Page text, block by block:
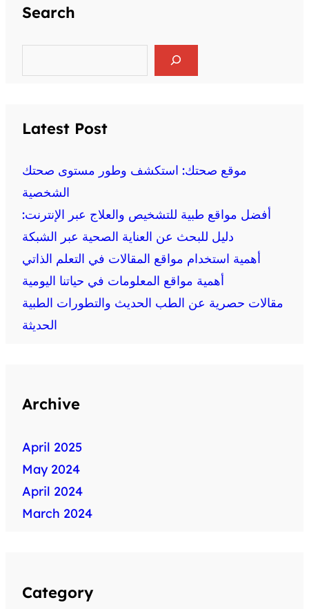
Search
a
Latest Post
موقع صحتك: استكشف وطور مستوى صحتك
الشخصية
أفضل مواقع طبية للتشخيص والعلاج عبر الإنترنت:
دليل للبحث عن العناية الصحية عبر الشبكة
أهمية استخدام مواقع المقالات في التعلم الذاتي
أهمية مواقع المعلومات في حياتنا اليومية
مقالات حصرية عن الطب الحديث والتطورات الطبية
الحديثة
Archive
April 2025
May 2024
April 2024
March 2024
Category